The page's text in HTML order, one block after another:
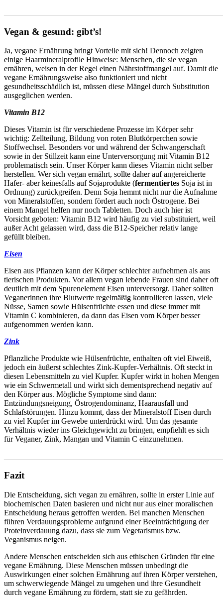
Vegan & gesund: gibt’s!
Ja, vegane Ernährung bringt Vorteile mit sich! Dennoch zeigten
einige Haarmineralprofile Hinweise: Menschen, die sie vegan
ernähren, weisen in der Regel einen Nährstoffmangel auf. Damit die
vegane Ernährungsweise also funktioniert und nicht
gesundheitsschädlich ist, müssen diese Mängel durch Substitution
ausgeglichen werden.
Vitamin B12
Dieses Vitamin ist für verschiedene Prozesse im Körper sehr
wichtig: Zellteilung, Bildung von roten Blutkörperchen sowie
Stoffwechsel. Besonders vor und während der Schwangerschaft
sowie in der Stillzeit kann eine Unterversorgung mit Vitamin B12
problematisch sein. Unser Körper kann dieses Vitamin nicht selber
herstellen. Wer sich vegan ernährt, sollte daher auf angereicherte
Hafer- aber keinesfalls auf Sojaprodukte (fermentiertes Soja ist in
Ordnung) zurückgreifen. Denn Soja hemmt nicht nur die Aufnahme
von Mineralstoffen, sondern fördert auch noch Östrogene. Bei
einem Mangel helfen nur noch Tabletten. Doch auch hier ist
Vorsicht geboten: Vitamin B12 wird häufig zu viel substituiert, weil
außer Acht gelassen wird, dass die B12-Speicher relativ lange
gefüllt bleiben.
Eisen
Eisen aus Pflanzen kann der Körper schlechter aufnehmen als aus
tierischen Produkten. Vor allem vegan lebende Frauen sind daher oft
deutlich mit dem Spurenelement Eisen unterversorgt. Daher sollten
Veganerinnen ihre Blutwerte regelmäßig kontrollieren lassen, viele
Nüsse, Samen sowie Hülsenfrüchte essen und diese immer mit
Vitamin C kombinieren, da dann das Eisen vom Körper besser
aufgenommen werden kann.
Zink
Pflanzliche Produkte wie Hülsenfrüchte, enthalten oft viel Eiweiß,
jedoch ein äußerst schlechtes Zink-Kupfer-Verhältnis. Oft steckt in
diesen Lebensmitteln zu viel Kupfer. Kupfer wirkt in hohen Mengen
wie ein Schwermetall und wirkt sich dementsprechend negativ auf
den Körper aus. Mögliche Symptome sind dann:
Entzündungsneigung, Östrogendominanz, Haarausfall und
Schlafstörungen. Hinzu kommt, dass der Mineralstoff Eisen durch
zu viel Kupfer im Gewebe unterdrückt wird. Um das gesamte
Verhältnis wieder ins Gleichgewicht zu bringen, empfiehlt es sich
für Veganer, Zink, Mangan und Vitamin C einzunehmen.
Fazit
Die Entscheidung, sich vegan zu ernähren, sollte in erster Linie auf
biochemischen Daten basieren und nicht nur aus einer moralischen
Entscheidung heraus getroffen werden. Bei manchen Menschen
führen Verdauungsprobleme aufgrund einer Beeinträchtigung der
Proteinverdauung dazu, dass sie zum Vegetarismus bzw.
Veganismus neigen.
Andere Menschen entscheiden sich aus ethischen Gründen für eine
vegane Ernährung. Diese Menschen müssen unbedingt die
Auswirkungen einer solchen Ernährung auf ihren Körper verstehen,
um schwerwiegende Mängel zu umgehen und ihre Gesundheit
durch vegane Ernährung zu fördern, statt sie zu gefährden.